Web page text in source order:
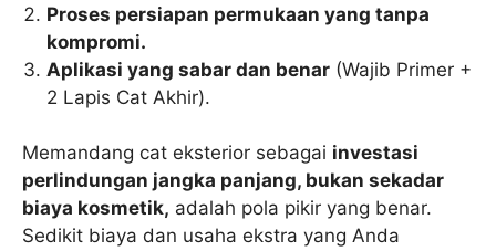
Proses persiapan permukaan yang tanpa
kompromi.
Aplikasi yang sabar dan benar (Wajib Primer +
2 Lapis Cat Akhir).
Memandang cat eksterior sebagai investasi
perlindungan jangka panjang, bukan sekadar
biaya kosmetik, adalah pola pikir yang benar.
Sedikit biaya dan usaha ekstra yang Anda